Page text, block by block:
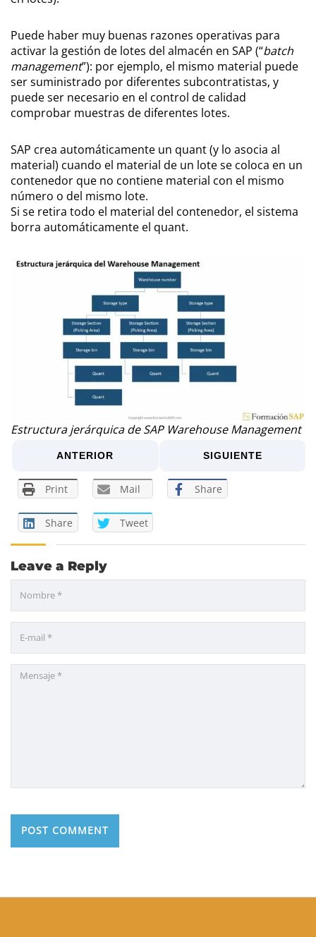
Puede haber muy buenas razones operativas para
activar la gestión de lotes del almacén en SAP (“batch
management”): por ejemplo, el mismo material puede
ser suministrado por diferentes subcontratistas, y
puede ser necesario en el control de calidad
comprobar muestras de diferentes lotes.
SAP crea automáticamente un quant (y lo asocia al
material) cuando el material de un lote se coloca en un
contenedor que no contiene material con el mismo
número o del mismo lote.
Si se retira todo el material del contenedor, el sistema
borra automáticamente el quant.
Estructura jerárquica de SAP Warehouse Management
ANTERIOR SIGUIENTE
Print Mail Share
Share Tweet
Leave a Reply